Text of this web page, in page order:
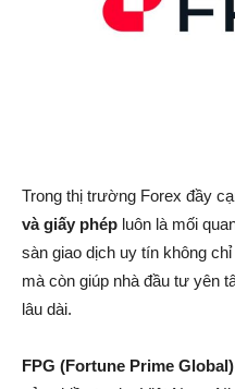
Trong thị trường Forex đầy
và giấy phép luôn là mối
sàn giao dịch uy tín không
mà còn giúp nhà đầu tư yên
lâu dài.
FPG (Fortune Prime Global)